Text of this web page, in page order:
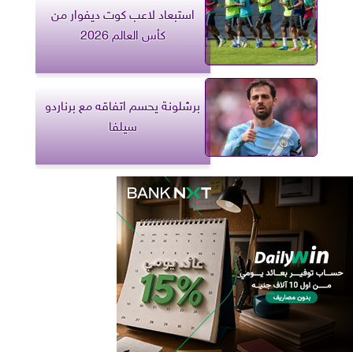
استبعاد لاعب كوت ديفوار من
كأس العالم 2026
برشلونة يحسم اتفاقه مع برناردو
سيلفا